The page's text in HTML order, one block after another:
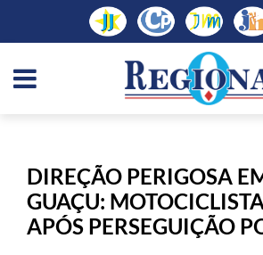
DIREÇÃO PERIGOSA
GUAÇU:
APÓS PERSEGUIÇÃO